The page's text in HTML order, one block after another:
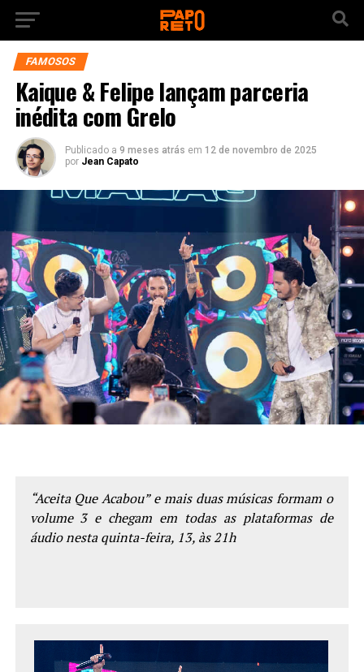
FAMOSOS
Kaique & Felipe lançam parceria
inédita com Grelo
Publicado a 9 meses atrás em 12 de novembro de 2025
por Jean Capato
“Aceita Que Acabou” e mais duas músicas formam o
volume 3 e chegam em todas as plataformas de
áudio nesta quinta-feira, 13, às 21h